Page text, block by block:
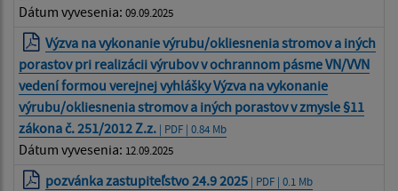
Dátum vyvesenia: 09.09.2025
Výzva na vykonanie výrubu/okliesnenia stromov a iných
porastov pri realizácii výrubov v ochrannom pásme VN/VVN
vedení formou verejnej vyhlášky Výzva na vykonanie
výrubu/okliesnenia stromov a iných porastov v zmysle §11
zákona č. 251/2012 Z.z. | PDF | 0.84 Mb
Dátum vyvesenia: 12.09.2025
pozvánka zastupiteľstvo 24.9 2025 | PDF | 0.1 Mb